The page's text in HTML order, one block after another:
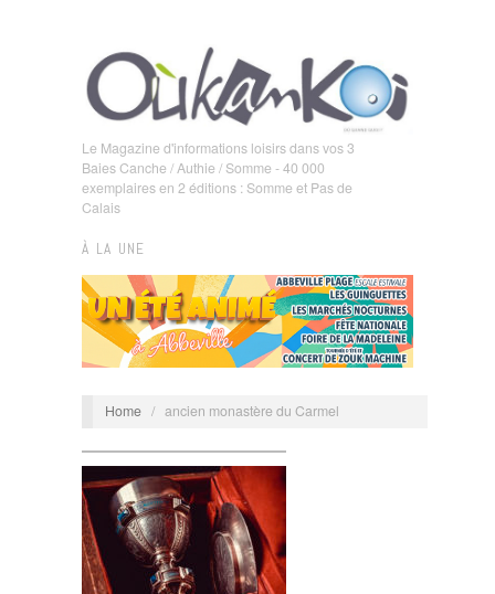
Le Magazine d'informations loisirs dans vos 3
Baies Canche / Authie / Somme - 40 000
exemplaires en 2 éditions : Somme et Pas de
Calais
À LA UNE
Home / ancien monastère du Carmel